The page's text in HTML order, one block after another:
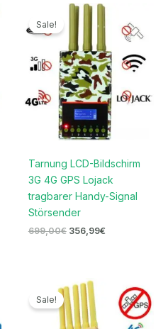
Sale!
Tarnung LCD-Bildschirm
3G 4G GPS Lojack
tragbarer Handy-Signal
Störsender
699,00€
Ursprünglicher
Preis
war:
699,00€
356,99€
Aktueller
ist:
356,99€.
Sale!
Ursprünglicher
Preis
war:
399,99€
Preis
189,99€.